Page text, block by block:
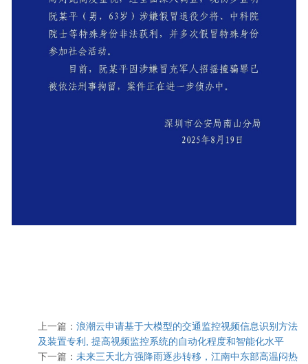
上一篇： 浪潮云申请基于大模型的交通监控视频信息识别方法
及装置专利, 提高视频监控系统的自动化程度和智能化水平
下一篇： 未来三天北方强降雨逐步转移，江南中东部高温闷热